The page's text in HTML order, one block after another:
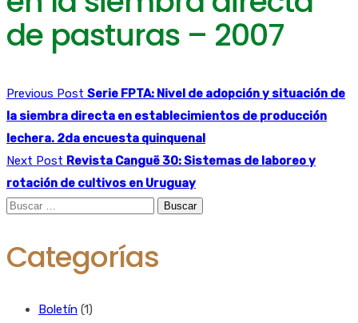
de pasturas – 2007
Previous Post Serie FPTA: Nivel de adopción y situación de
la siembra directa en establecimientos de producción
lechera. 2da encuesta quinquenal
Next Post Revista Canguë 30: Sistemas de laboreo y
rotación de cultivos en Uruguay
Buscar:
Categorías
Boletín (1)